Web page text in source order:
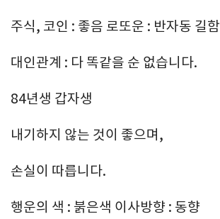
주식, 코인 : 좋음 로또운 : 반자동 길함
대인관계 : 다 똑같을 순 없습니다.
84년생 갑자생
내기하지 않는 것이 좋으며,
손실이 따릅니다.
행운의 색 : 붉은색 이사방향 : 동향